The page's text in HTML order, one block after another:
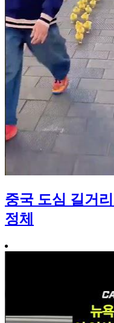
중국 도심 길거
정체